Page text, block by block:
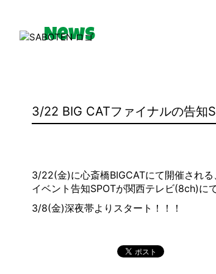
Media
News
3/22 BIG CATファイナルの告知
3/22(金)に心斎橋BIGCATにて開催され
イベント告知SPOTが関西テレビ(8ch)に
3/8(金)深夜帯よりスタート！！！